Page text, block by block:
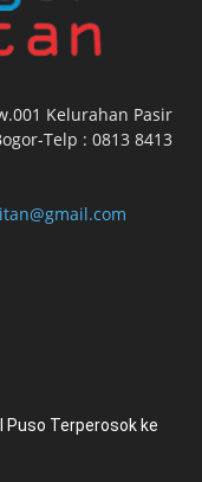
Kelurahan Pasir
Telp : 0813 8413
Puso Terperosok ke